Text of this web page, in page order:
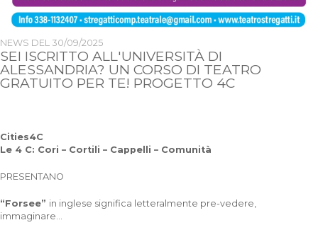
NEWS DEL 30/09/2025
SEI ISCRITTO ALL'UNIVERSITÀ DI
ALESSANDRIA? UN CORSO DI TEATRO
GRATUITO PER TE! PROGETTO 4C
Cities4C
Le 4 C: Cori – Cortili – Cappelli – Comunità
PRESENTANO
“Forsee” in inglese significa letteralmente pre-vedere,
immaginare...